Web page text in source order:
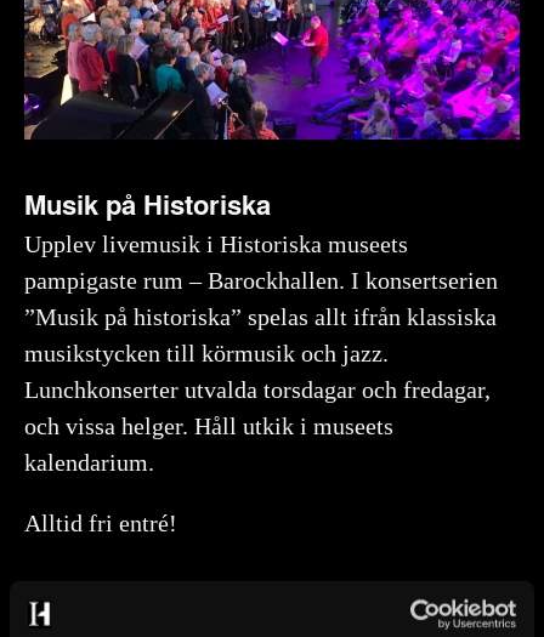
Musik på Historiska
Upplev livemusik i Historiska museets
pampigaste rum – Barockhallen. I konsertserien
”Musik på historiska” spelas allt ifrån klassiska
musikstycken till körmusik och jazz.
Lunchkonserter utvalda torsdagar och fredagar,
och vissa helger. Håll utkik i museets
kalendarium.
Alltid fri entré!